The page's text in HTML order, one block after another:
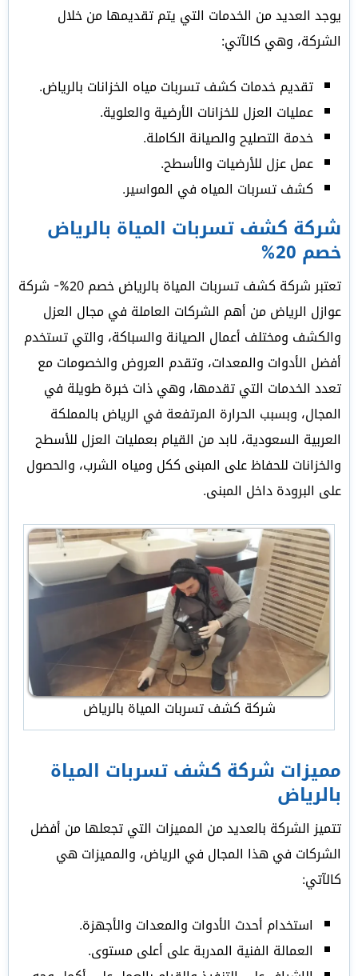
يوجد العديد من الخدمات التي يتم تقديمها من خلال
الشركة، وهي كالآتي:
تقديم خدمات كشف تسربات مياه الخزانات بالرياض.
عمليات العزل للخزانات الأرضية والعلوية.
خدمة التصليح والصيانة الكاملة.
عمل عزل للأرضيات والأسطح.
كشف تسربات المياه في المواسير.
شركة كشف تسربات المياة بالرياض
خصم 20%
تعتبر شركة كشف تسربات المياة بالرياض خصم 20%- شركة
عوازل الرياض من أهم الشركات العاملة في مجال العزل
والكشف ومختلف أعمال الصيانة والسباكة، والتي تستخدم
أفضل الأدوات والمعدات، وتقدم العروض والخصومات مع
تعدد الخدمات التي تقدمها، وهي ذات خبرة طويلة في
المجال، وبسبب الحرارة المرتفعة في الرياض بالمملكة
العربية السعودية، لابد من القيام بعمليات العزل للأسطح
والخزانات للحفاظ على المبنى ككل ومياه الشرب، والحصول
على البرودة داخل المبنى.
شركة كشف تسربات المياة بالرياض
مميزات شركة كشف تسربات المياة
بالرياض
تتميز الشركة بالعديد من المميزات التي تجعلها من أفضل
الشركات في هذا المجال في الرياض، والمميزات هي
كالآتي:
استخدام أحدث الأدوات والمعدات والأجهزة.
العمالة الفنية المدربة على أعلى مستوى.